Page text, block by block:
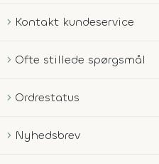
Kontakt kundeservice
Ofte stillede spørgsmål
Ordrestatus
Nyhedsbrev